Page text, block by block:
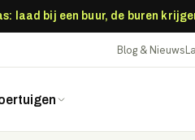
laad bij een buur, de buren
Blog & Nieuws